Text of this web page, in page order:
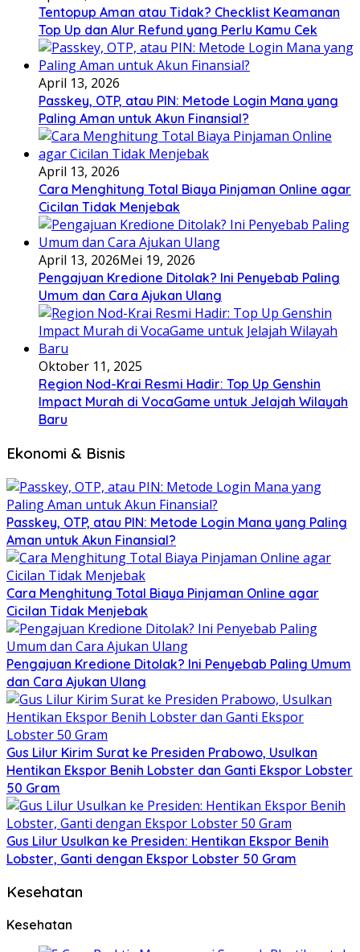
Tentopup Aman atau Tidak? Checklist Keamanan
Top Up dan Alur Refund yang Perlu Kamu Cek
April 13, 2026
Passkey, OTP, atau PIN: Metode Login Mana yang
Paling Aman untuk Akun Finansial?
April 13, 2026
Cara Menghitung Total Biaya Pinjaman Online agar
Cicilan Tidak Menjebak
April 13, 2026Mei 19, 2026
Pengajuan Kredione Ditolak? Ini Penyebab Paling
Umum dan Cara Ajukan Ulang
Oktober 11, 2025
Region Nod-Krai Resmi Hadir: Top Up Genshin
Impact Murah di VocaGame untuk Jelajah Wilayah
Baru
Ekonomi & Bisnis
Passkey, OTP, atau PIN: Metode Login Mana yang Paling
Aman untuk Akun Finansial?
Cara Menghitung Total Biaya Pinjaman Online agar
Cicilan Tidak Menjebak
Pengajuan Kredione Ditolak? Ini Penyebab Paling Umum
dan Cara Ajukan Ulang
Gus Lilur Kirim Surat ke Presiden Prabowo, Usulkan
Hentikan Ekspor Benih Lobster dan Ganti Ekspor Lobster
50 Gram
Gus Lilur Usulkan ke Presiden: Hentikan Ekspor Benih
Lobster, Ganti dengan Ekspor Lobster 50 Gram
Kesehatan
Kesehatan